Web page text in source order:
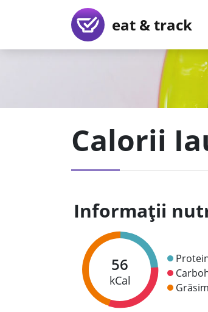
eat & track
Calorii
Informații
56
kCal